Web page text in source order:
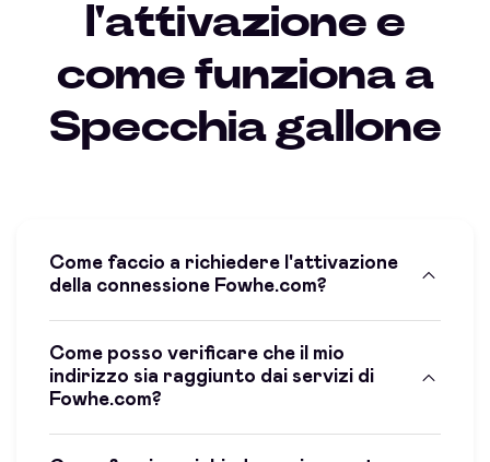
l'attivazione e
come funziona a
Specchia gallone
Come faccio a richiedere l'attivazione
della connessione Fowhe.com?
Come posso verificare che il mio
indirizzo sia raggiunto dai servizi di
Fowhe.com?